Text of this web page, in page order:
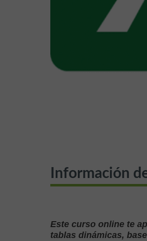
Información
Este curso online te
tablas dinámicas,